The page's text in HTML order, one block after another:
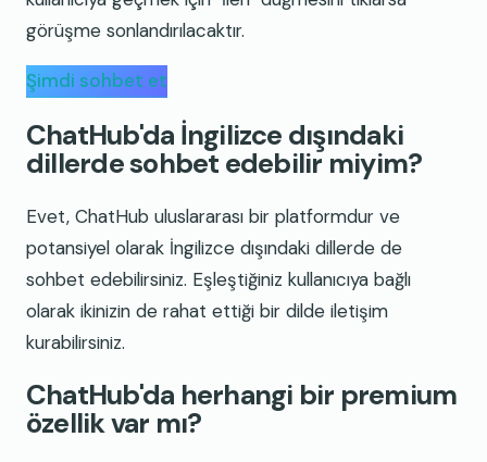
görüşme sonlandırılacaktır.
Şimdi sohbet et
ChatHub'da İngilizce dışındaki
dillerde sohbet edebilir miyim?
Evet, ChatHub uluslararası bir platformdur ve
potansiyel olarak İngilizce dışındaki dillerde de
sohbet edebilirsiniz. Eşleştiğiniz kullanıcıya bağlı
olarak ikinizin de rahat ettiği bir dilde iletişim
kurabilirsiniz.
ChatHub'da herhangi bir premium
özellik var mı?